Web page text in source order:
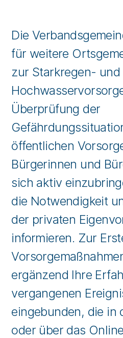
Die
für weitere
zur Starkregen- und
Überprüfung der
öffentlichen
Bürgerinnen und
sich aktiv
die Notwendigkeit
der privaten
informieren. Zur
ergänzend Ihre
vergangenen
eingebunden, die in
oder über das